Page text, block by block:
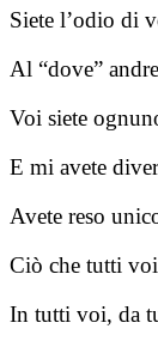
Siete l’odio di
Al “dove”
Voi siete
E mi avete
Avete reso
Ciò che tutti
In tutti voi, da